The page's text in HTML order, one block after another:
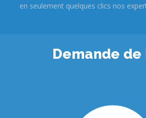
en seulement quelques clics nos
Demande de